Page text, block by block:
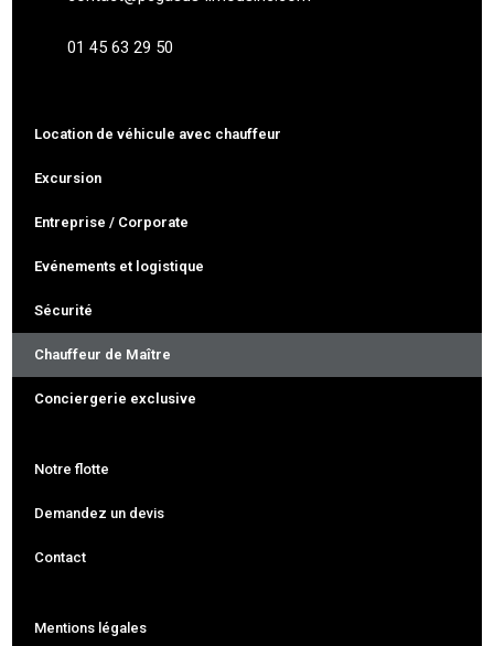
01 45 63 29 50
Location de véhicule avec chauffeur
Excursion
Entreprise / Corporate
Evénements et logistique
Sécurité
Chauffeur de Maître
Conciergerie exclusive
Notre flotte
Demandez un devis
Contact
Mentions légales